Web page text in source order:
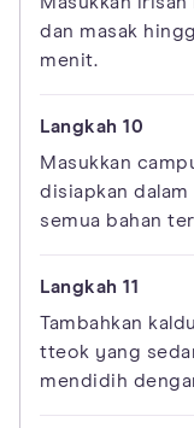
dan masak
menit.
Masukkan
disiapkan
semua bahan
Tambahkan
tteok yang
mendidih